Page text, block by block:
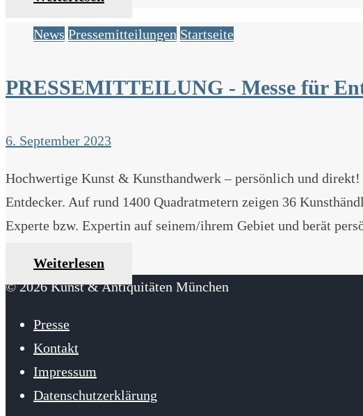
News Pressemitteilungen Startseite
PRESSEMITTEILUNG - Messe für
6. September 2023
Hochwertige Kunst & Kunsthandwerk – persönlich und
Entdecker. Auf rund 1400 Quadratmetern zeigen 36
Experte bzw. Expertin auf seinem/ihrem Gebiet und berät
Weiterlesen
© 2026 Kunst & Antiquitäten München
Presse
Kontakt
Impressum
Datenschutzerklärung